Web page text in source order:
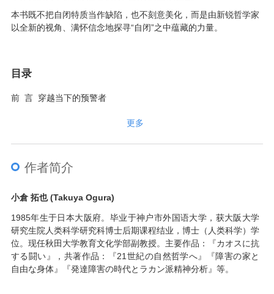
本书既不把自闭特质当作缺陷，也不刻意美化，而是由新锐哲学家
以全新的视角、满怀信念地探寻“自闭”之中蕴藏的力量。
目录
前 言 穿越当下的预警者
第二章 无人岛与没有他人的世界
第五章 通往可能性的技艺 非音乐式的构筑法
结 语 在属于各自的“当下存在”之中
更多
作者简介
小倉 拓也 (Takuya Ogura)
1985年生于日本大阪府。毕业于神户市外国语大学，获大阪大学
研究生院人类科学研究科博士后期课程结业，博士（人类科学）学
位。现任秋田大学教育文化学部副教授。主要作品：『カオスに抗
する闘い』，共著作品：『21世紀の自然哲学へ』『障害の家と
自由な身体』『発達障害の時代とラカン派精神分析』等。